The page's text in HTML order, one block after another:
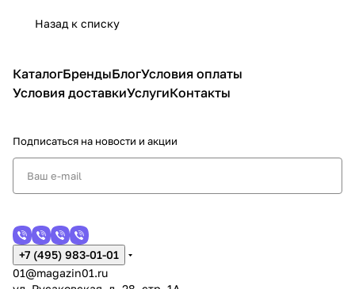
Назад к списку
КаталогБрендыБлогУсловия оплаты
Условия доставкиУслугиКонтакты
Подписаться на новости и акции
+7 (495) 983-01-01
01@magazin01.ru